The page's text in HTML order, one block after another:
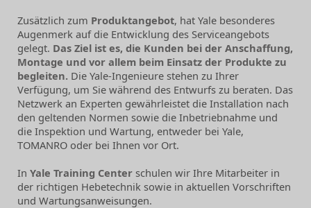
Zusätzlich zum Produktangebot, hat Yale besonderes
Augenmerk auf die Entwicklung des Serviceangebots
gelegt. Das Ziel ist es, die Kunden bei der Anschaffung,
Montage und vor allem beim Einsatz der Produkte zu
begleiten. Die Yale-Ingenieure stehen zu Ihrer
Verfügung, um Sie während des Entwurfs zu beraten. Das
Netzwerk an Experten gewährleistet die Installation nach
den geltenden Normen sowie die Inbetriebnahme und
die Inspektion und Wartung, entweder bei Yale,
TOMANRO oder bei Ihnen vor Ort.
In Yale Training Center schulen wir Ihre Mitarbeiter in
der richtigen Hebetechnik sowie in aktuellen Vorschriften
und Wartungsanweisungen.